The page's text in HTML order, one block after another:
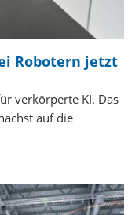
Robotern jetzt
verkörperte KI. Das
auf die